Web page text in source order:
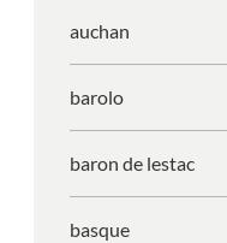
auchan
barolo
baron de lestac
basque